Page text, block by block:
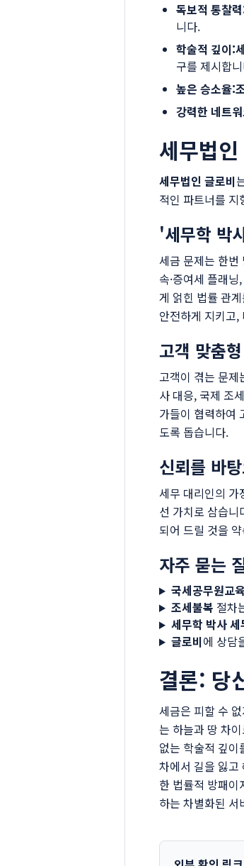
독보적 통찰
니다.
학술적 깊이:
구를 제시합
높은 승소율:
강력한 네트
세무법
세무법인 글로비
적인 파트너를
'세무학 박
세금 문제는 한번
속·증여세 플래
게 얽힌 법률 관
안전하게 지키고
고객 맞춤
고객이 겪는 문제
사 대응, 국제 조
가들이 협력하여
도록 돕습니다.
신뢰를 바
세무 대리인의
선 가치로 삼습
되어 드릴 것을
자주 묻는
국세공무원교
조세불복 절차
세무학 박사 세
글로비에 상담
결론: 당
세금은 피할 수
는 하늘과 땅 차
없는 학술적 깊이
차에서 길을 잃고
한 법률적 방패
하는 차별화된